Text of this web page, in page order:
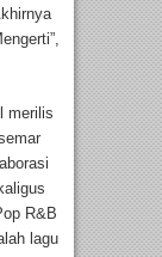
merilis
R&B
lagu